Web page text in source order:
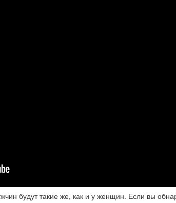
будут такие же, как и у женщин. Если вы